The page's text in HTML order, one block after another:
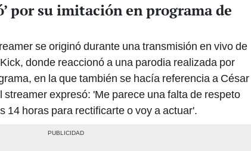
por su imitación en programa de
se originó durante una transmisión en vivo de
donde reaccionó a una parodia realizada por
en la que también se hacía referencia a César
expresó: 'Me parece una falta de respeto
14 horas para rectificarte o voy a actuar'.